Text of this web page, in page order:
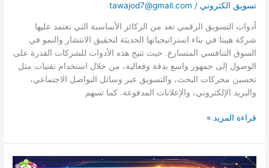
تسويق الكتروني /
tawajod7@gmail.com
أدوات التسويق الرقمي تعد من الركائز الأساسية التي تعتمد عليها
شركة هيبتا في بناء استراتيجياتها الحديثة لتحقيق الانتشار والنمو في
السوق التنافسي المتسارع. حيث تتيح هذه الأدوات للشركات القدرة على
الوصول إلى جمهور واسع بدقة وفعالية، من خلال استخدام تقنيات مثل
تحسين محركات البحث، والتسويق عبر وسائل التواصل الاجتماعي،
والبريد الإلكتروني، والإعلانات المدفوعة. كما تسهم
قراءة المزيد »
تسويق